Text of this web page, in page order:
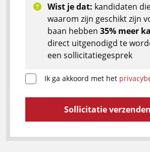
Wist je dat: kandidaten
waarom zijn geschikt zijn
baan hebben 35% meer
direct uitgenodigd te
een sollicitatiegesprek
Ik ga akkoord met het
Sollicitatie verzenden